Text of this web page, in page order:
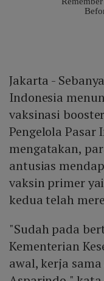
Jakarta -
Indonesia
vaksinasi
Pengelola Pasar
mengatakan,
antusias
vaksin primer
kedua telah
"Sudah pada
Kementerian
awal, kerja